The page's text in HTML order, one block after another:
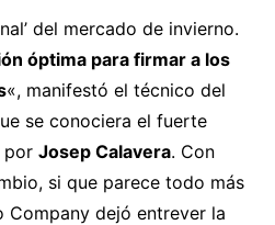
del mercado de invierno.
óptima para firmar a los
«, manifestó el técnico del
se conociera el fuerte
por Josep Calavera. Con
si que parece todo más
Company dejó entrever la